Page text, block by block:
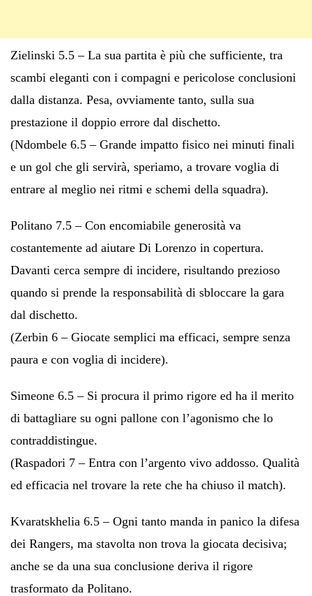
Zielinski 5.5 – La sua partita è più che sufficiente, tra
scambi eleganti con i compagni e pericolose conclusioni
dalla distanza. Pesa, ovviamente tanto, sulla sua
prestazione il doppio errore dal dischetto.
(Ndombele 6.5 – Grande impatto fisico nei minuti finali
e un gol che gli servirà, speriamo, a trovare voglia di
entrare al meglio nei ritmi e schemi della squadra).
Politano 7.5 – Con encomiabile generosità va
costantemente ad aiutare Di Lorenzo in copertura.
Davanti cerca sempre di incidere, risultando prezioso
quando si prende la responsabilità di sbloccare la gara
dal dischetto.
(Zerbin 6 – Giocate semplici ma efficaci, sempre senza
paura e con voglia di incidere).
Simeone 6.5 – Si procura il primo rigore ed ha il merito
di battagliare su ogni pallone con l’agonismo che lo
contraddistingue.
(Raspadori 7 – Entra con l’argento vivo addosso. Qualità
ed efficacia nel trovare la rete che ha chiuso il match).
Kvaratskhelia 6.5 – Ogni tanto manda in panico la difesa
dei Rangers, ma stavolta non trova la giocata decisiva;
anche se da una sua conclusione deriva il rigore
trasformato da Politano.